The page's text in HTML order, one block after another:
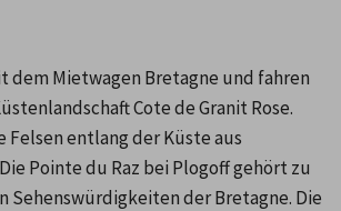
dem Mietwagen Bretagne und fahren
Cote de Granit Rose.
Felsen entlang der Küste aus
Pointe du Raz bei Plogoff gehört zu
Sehenswürdigkeiten der Bretagne. Die